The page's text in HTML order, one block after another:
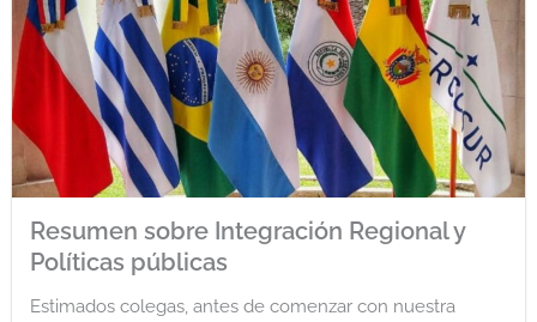
Resumen sobre Integración Regional y
Políticas públicas
Estimados colegas, antes de comenzar con nuestra